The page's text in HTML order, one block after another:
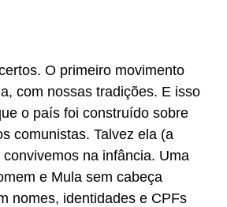
O primeiro movimento
com nossas tradições. E isso
o país foi construído sobre
comunistas. Talvez ela (a
na infância. Uma
e Mula sem cabeça
nomes, identidades e CPFs